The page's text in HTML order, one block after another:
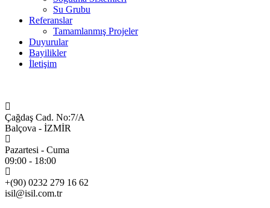
Su Grubu
Referanslar
Tamamlanmış Projeler
Duyurular
Bayilikler
İletişim
Çağdaş Cad. No:7/A
Balçova - İZMİR
Pazartesi - Cuma
09:00 - 18:00
+(90) 0232 279 16 62
isil@isil.com.tr